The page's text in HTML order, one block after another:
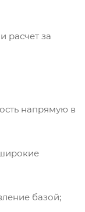
за
напрямую в
базой;